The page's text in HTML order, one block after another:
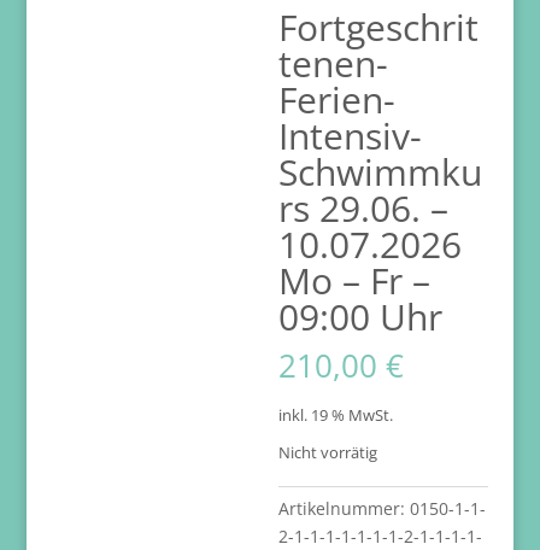
Fortgeschrit
tenen-
Ferien-
Intensiv-
Schwimmku
rs 29.06. –
10.07.2026
Mo – Fr –
09:00 Uhr
210,00€
inkl. 19 % MwSt.
Nicht vorrätig
Artikelnummer:0150-1-1-
2-1-1-1-1-1-1-1-2-1-1-1-1-